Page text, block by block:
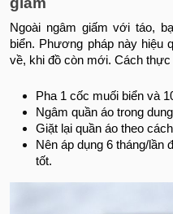
Ngoài ngâm giấm với táo,
biển. Phương pháp này hiệu
về, khi đồ còn mới. Cách thực
Pha 1 cốc muối biển và
Ngâm quần áo trong
Giặt lại quần áo theo
Nên áp dụng 6 tháng/lần
tốt.